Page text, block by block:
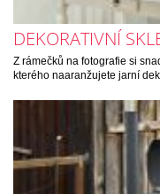
DEKORATIVNÍ
Z rámečků na fotografie si
kterého naaranžujete jarní